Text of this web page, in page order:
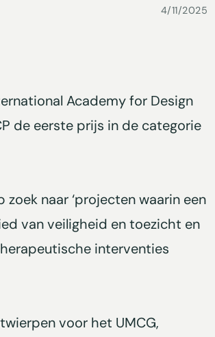
4/11/2025
Academy for Design
de eerste prijs in de categorie
naar ‘projecten waarin een
van veiligheid en toezicht en
interventies
voor het UMCG,